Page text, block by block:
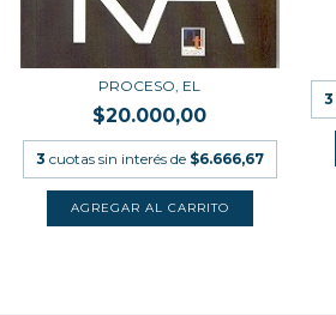
PROCESO, EL
$20.000,00
3 cuotas sin interés de $6.666,67
3